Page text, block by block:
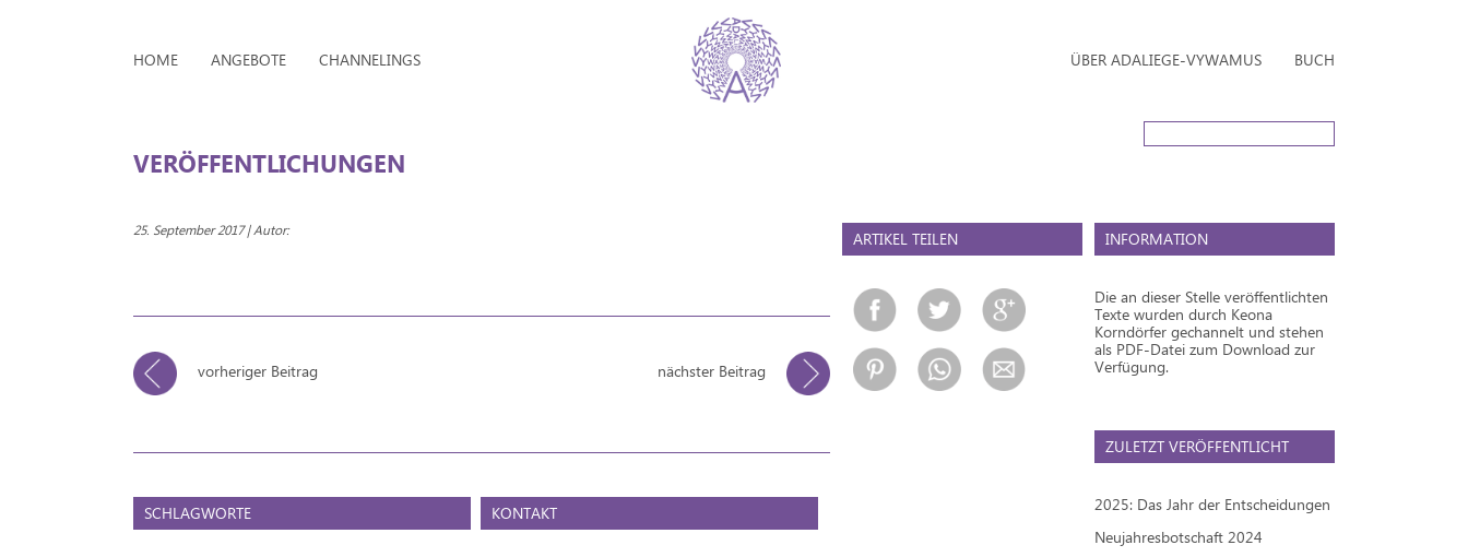
HOME ANGEBOTE CHANNELINGS ÜBER ADALIEGE-VYWAMUS BUCH
VERÖFFENTLICHUNGEN
25. September 2017 | Autor:
vorheriger Beitrag nächster Beitrag
SCHLAGWORTE KONTAKT
ARTIKEL TEILEN INFORMATION
Die an dieser Stelle veröffentlichten
Texte wurden durch Keona
Korndörfer gechannelt und stehen
als PDF-Datei zum Download zur
Verfügung.
ZULETZT VERÖFFENTLICHT
2025: Das Jahr der Entscheidungen
Neujahresbotschaft 2024